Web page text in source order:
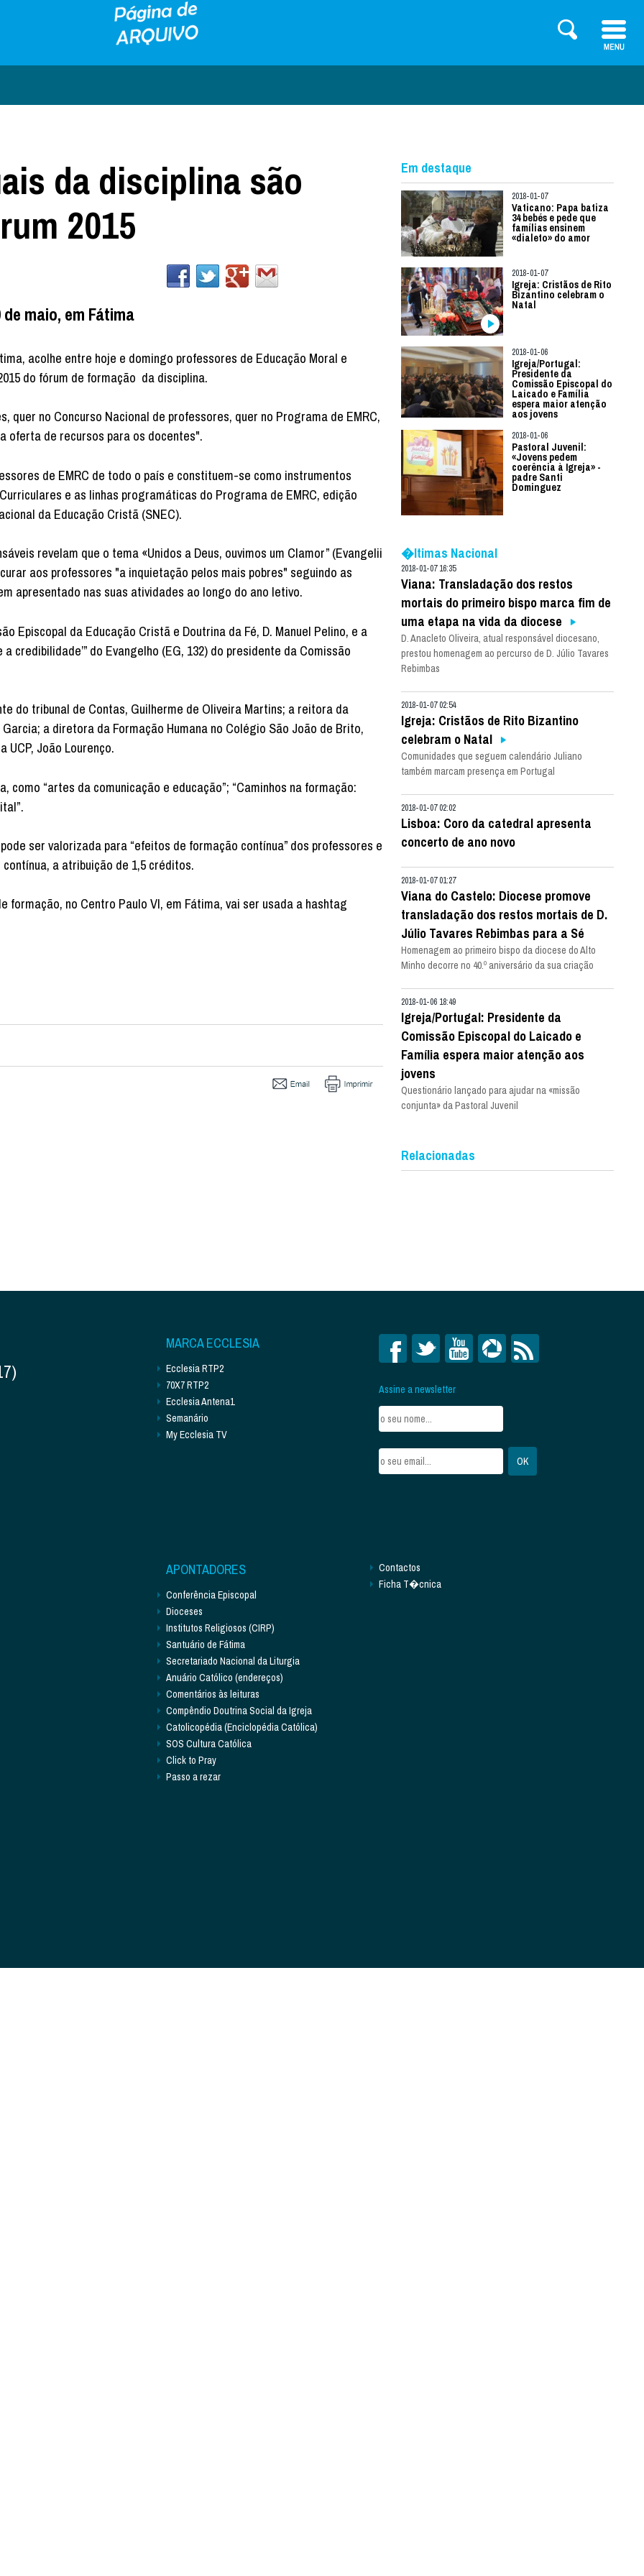
da disciplina são
2015
maio, em Fátima
acolhe entre hoje e domingo professores de Educação Moral e
do fórum de formação da disciplina.
no Concurso Nacional de professores, quer no Programa de EMRC,
oferta de recursos para os docentes".
de EMRC de todo o país e constituem-se como instrumentos
e as linhas programáticas do Programa de EMRC, edição
da Educação Cristã (SNEC).
revelam que o tema «Unidos a Deus, ouvimos um Clamor” (Evangelii
aos professores "a inquietação pelos mais pobres" seguindo as
apresentado nas suas atividades ao longo do ano letivo.
Episcopal da Educação Cristã e Doutrina da Fé, D. Manuel Pelino, e a
credibilidade’” do Evangelho (EG, 132) do presidente da Comissão
do tribunal de Contas, Guilherme de Oliveira Martins; a reitora da
a diretora da Formação Humana no Colégio São João de Brito,
UCP, João Lourenço.
“artes da comunicação e educação”; “Caminhos na formação:
ser valorizada para “efeitos de formação contínua” dos professores e
a atribuição de 1,5 créditos.
no Centro Paulo VI, em Fátima, vai ser usada a hashtag
Em destaque
2018-01-07
Vaticano: Papa batiza
34 bebés e pede que
famílias ensinem
«dialeto» do amor
2018-01-07
Igreja: Cristãos de Rito
Bizantino celebram o
Natal
2018-01-06
Igreja/Portugal:
Presidente da
Comissão Episcopal do
Laicado e Família
espera maior atenção
aos jovens
2018-01-06
Pastoral Juvenil:
«Jovens pedem
coerência à Igreja» -
padre Santi
Dominguez
�ltimas Nacional
2018-01-07 16:35
Viana: Transladação dos restos
mortais do primeiro bispo marca fim de
uma etapa na vida da diocese
D. Anacleto Oliveira, atual responsável diocesano,
prestou homenagem ao percurso de D. Júlio Tavares
Rebimbas
2018-01-07 02:54
Igreja: Cristãos de Rito Bizantino
celebram o Natal
Comunidades que seguem calendário Juliano
também marcam presença em Portugal
2018-01-07 02:02
Lisboa: Coro da catedral apresenta
concerto de ano novo
2018-01-07 01:27
Viana do Castelo: Diocese promove
transladação dos restos mortais de D.
Júlio Tavares Rebimbas para a Sé
Homenagem ao primeiro bispo da diocese do Alto
Minho decorre no 40.º aniversário da sua criação
2018-01-06 18:49
Igreja/Portugal: Presidente da
Comissão Episcopal do Laicado e
Família espera maior atenção aos
jovens
Questionário lançado para ajudar na «missão
conjunta» da Pastoral Juvenil
Relacionadas
MARCA ECCLESIA
Ecclesia RTP2
70X7 RTP2
Ecclesia Antena1
Semanário
My Ecclesia TV
Assine a newsletter
APONTADORES
Conferência Episcopal
Dioceses
Institutos Religiosos (CIRP)
Santuário de Fátima
Secretariado Nacional da Liturgia
Anuário Católico (endereços)
Comentários às leituras
Compêndio Doutrina Social da Igreja
Catolicopédia (Enciclopédia Católica)
SOS Cultura Católica
Click to Pray
Passo a rezar
Contactos
Ficha T�cnica